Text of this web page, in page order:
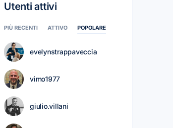
Utenti attivi
PIÙ RECENTI ATTIVO POPOLARE
evelynstrappaveccia
vimo1977
giulio.villani